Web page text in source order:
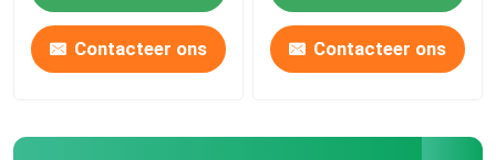
Contacteer ons Contacteer ons